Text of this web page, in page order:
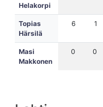
Helakorpi
Topias
Härsilä
6 1
Masi
Makkonen
0 0